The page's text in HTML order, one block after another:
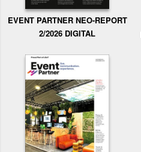
EVENT PARTNER NEO-REPORT
2/2026 DIGITAL